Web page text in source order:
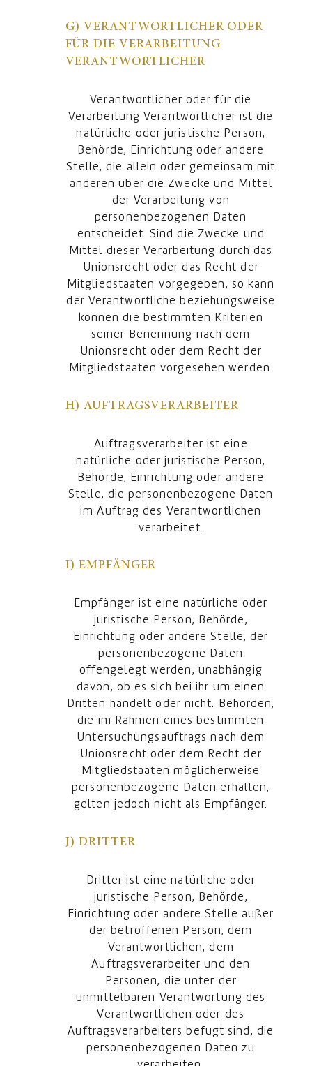
G) VERANTWORTLICHER ODER
FÜR DIE VERARBEITUNG
VERANTWORTLICHER
Verantwortlicher oder für die
Verarbeitung Verantwortlicher ist die
natürliche oder juristische Person,
Behörde, Einrichtung oder andere
Stelle, die allein oder gemeinsam mit
anderen über die Zwecke und Mittel
der Verarbeitung von
personenbezogenen Daten
entscheidet. Sind die Zwecke und
Mittel dieser Verarbeitung durch das
Unionsrecht oder das Recht der
Mitgliedstaaten vorgegeben, so kann
der Verantwortliche beziehungsweise
können die bestimmten Kriterien
seiner Benennung nach dem
Unionsrecht oder dem Recht der
Mitgliedstaaten vorgesehen werden.
H) AUFTRAGSVERARBEITER
Auftragsverarbeiter ist eine
natürliche oder juristische Person,
Behörde, Einrichtung oder andere
Stelle, die personenbezogene Daten
im Auftrag des Verantwortlichen
verarbeitet.
I) EMPFÄNGER
Empfänger ist eine natürliche oder
juristische Person, Behörde,
Einrichtung oder andere Stelle, der
personenbezogene Daten
offengelegt werden, unabhängig
davon, ob es sich bei ihr um einen
Dritten handelt oder nicht. Behörden,
die im Rahmen eines bestimmten
Untersuchungsauftrags nach dem
Unionsrecht oder dem Recht der
Mitgliedstaaten möglicherweise
personenbezogene Daten erhalten,
gelten jedoch nicht als Empfänger.
J) DRITTER
Dritter ist eine natürliche oder
juristische Person, Behörde,
Einrichtung oder andere Stelle außer
der betroffenen Person, dem
Verantwortlichen, dem
Auftragsverarbeiter und den
Personen, die unter der
unmittelbaren Verantwortung des
Verantwortlichen oder des
Auftragsverarbeiters befugt sind, die
personenbezogenen Daten zu